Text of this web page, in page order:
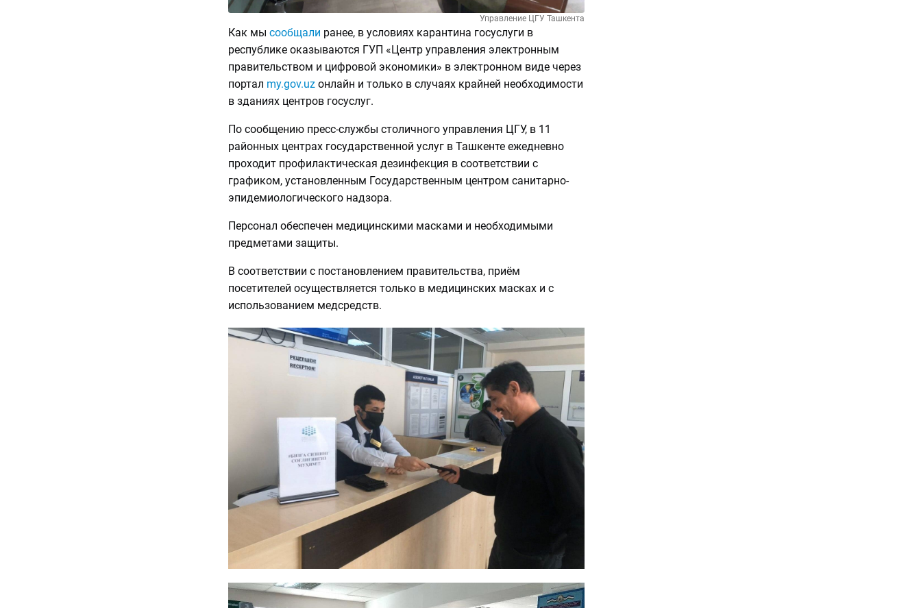
Управление ЦГУ Ташкента
Как мы сообщали ранее, в условиях карантина госуслуги в
республике оказываются ГУП «Центр управления электронным
правительством и цифровой экономики» в электронном виде через
портал my.gov.uzонлайн и только в случаях крайней необходимости
в зданиях центров госуслуг.
По сообщению пресс-службы столичного управления ЦГУ, в 11
районных центрах государственной услуг в Ташкенте ежедневно
проходит профилактическая дезинфекция в соответствии с
графиком, установленным Государственным центром санитарно-
эпидемиологического надзора.
Персонал обеспечен медицинскими масками и необходимыми
предметами защиты.
В соответствии с постановлением правительства, приём
посетителей осуществляется только в медицинских масках и с
использованием медсредств.